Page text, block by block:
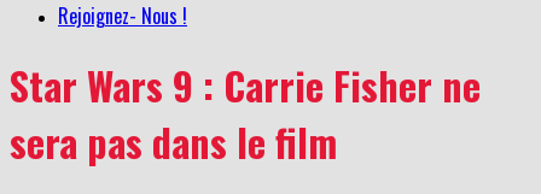
Rejoignez- Nous !
Star Wars 9 : Carrie Fisher ne
sera pas dans le film